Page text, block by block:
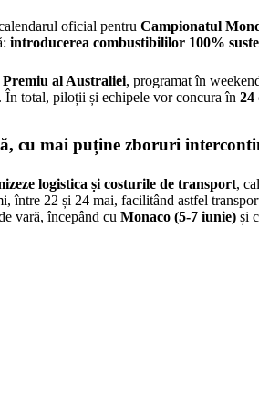
oficial pentru Campionatul
introducerea combustibililor 100%
al Australiei, programat în
În total, piloții și echipele vor concura în 24
cu mai puține zboruri
logistica și costurile de transport,
între 22 și 24 mai, facilitând astfel
vară, începând cu Monaco (5-7 iunie) și